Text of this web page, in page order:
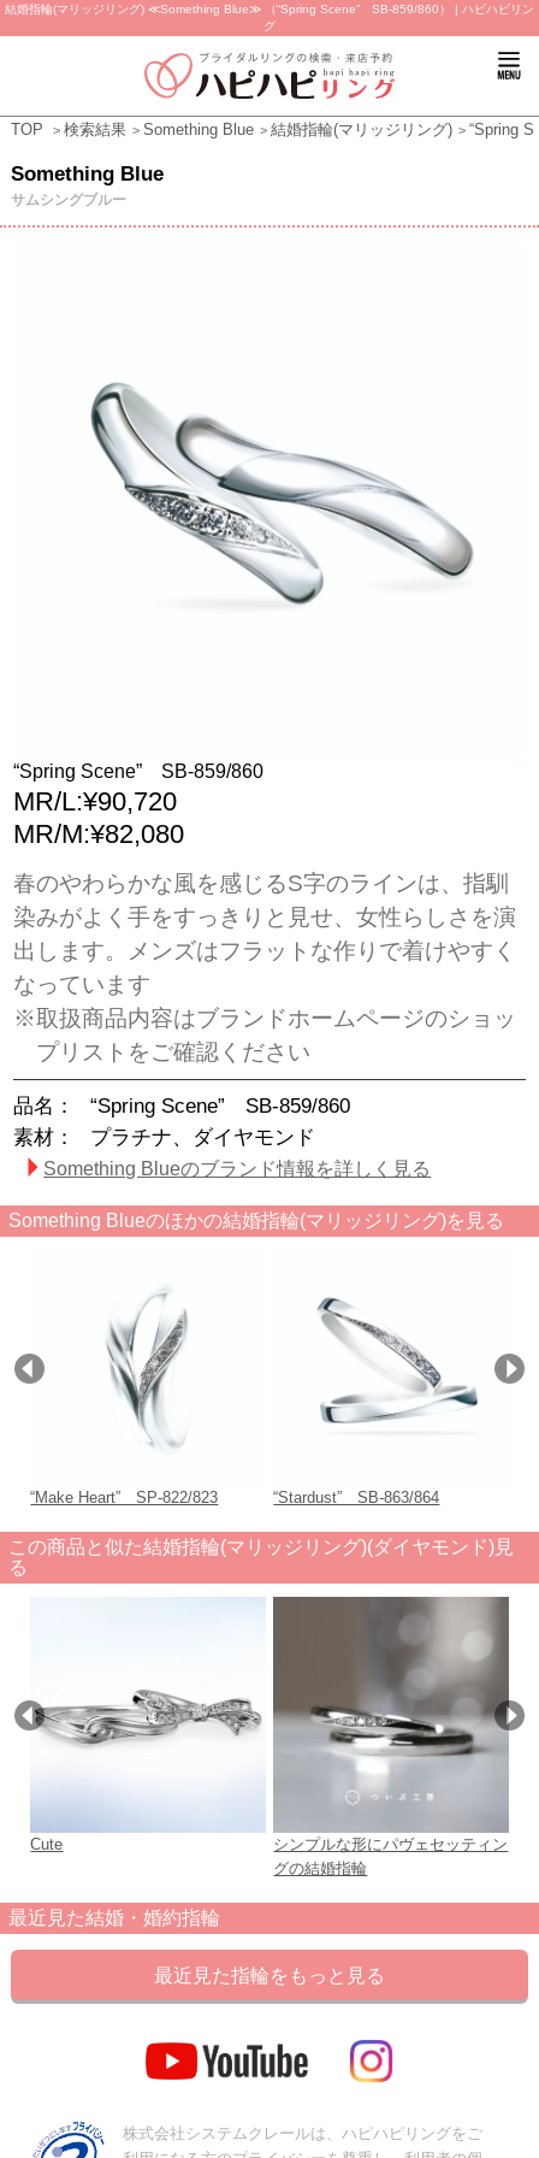
結婚指輪(マリッジリング) ≪Something Blue≫ （“Spring Scene” SB-859/860） | ハピハピリン
グ
TOP 検索結果 Something Blue 結婚指輪(マリッジリング) “Spring
Something Blue
サムシングブルー
“Spring Scene” SB-859/860
MR/L:¥90,720
MR/M:¥82,080
春のやわらかな風を感じるS字のラインは、指馴
染みがよく手をすっきりと見せ、女性らしさを演
出します。メンズはフラットな作りで着けやすく
なっています
※取扱商品内容はブランドホームページのショッ
プリストをご確認ください
品名：
“Spring Scene” SB-859/860
素材：
プラチナ、ダイヤモンド
Something Blueのブランド情報を詳しく見る
Something Blueのほかの結婚指輪(マリッジリング)を見る
“Make Heart” SP-822/823 “Stardust” SB-863/864
この商品と似た結婚指輪(マリッジリング)(ダイヤモンド)見
る
Cute
シンプルな形にパヴェセッティン
グの結婚指輪
最近見た結婚・婚約指輪
最近見た指輪をもっと見る
株式会社システムクレールは、ハピハピリングをご